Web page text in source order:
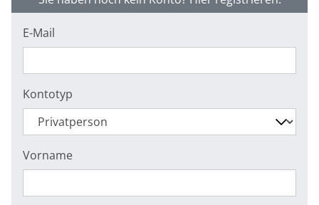
E-Mail
Kontotyp
Vorname